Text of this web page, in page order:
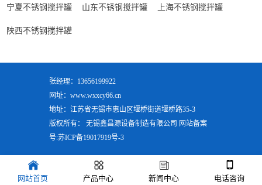
宁夏不锈钢搅拌罐 山东不锈钢搅拌罐 上海不锈钢搅拌罐
陕西不锈钢搅拌罐
张经理：13656199922
网址：www.wxxcy66.cn
地址：江苏省无锡市惠山区堰桥街道堰桥路35-3
版权所有： 无锡鑫昌源设备制造有限公司 网站备案
号:苏ICP备19017919号-3
网站首页 产品中心 新闻中心 电话咨询